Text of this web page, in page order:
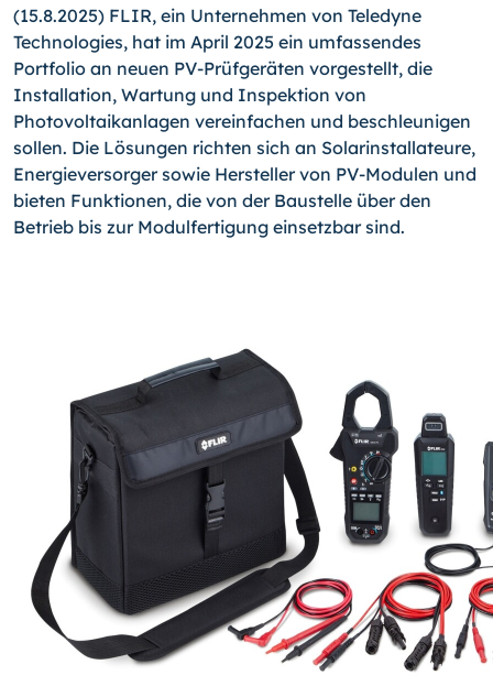
(15.8.2025) FLIR, ein Unternehmen von Teledyne
Technologies, hat im April 2025 ein umfassendes
Portfolio an neuen PV-Prüfgeräten vorgestellt, die
Installation, Wartung und Inspektion von
Photovoltaikanlagen vereinfachen und beschleunigen
sollen. Die Lösungen richten sich an Solarinstallateure,
Energieversorger sowie Hersteller von PV-Modulen und
bieten Funktionen, die von der Baustelle über den
Betrieb bis zur Modulfertigung einsetzbar sind.